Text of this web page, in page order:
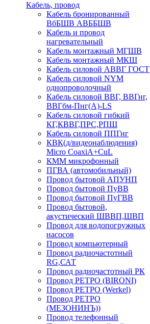
Кабель, провод
Кабель бронированный
ВбБШВ АВББШВ
Кабель и провод
нагревательный
Кабель монтажный МГШВ
Кабель монтажный МКШ
Кабель силовой АВВГ ГОСТ
Кабель силовой NYM
однопроволочный
Кабель силовой ВВГ, ВВГнг,
ВВГбм-Пнг(А)-LS
Кабель силовой гибкий
КГ,КВВГ,ПРС,РПШ
Кабель силовой ППГнг
КВК(д/видеонаблюдения)
Micro CoaxiA+CuL
КММ микрофонный
ПГВА (автомобильный)
Провод бытовой АПУНП
Провод бытовой ПуВВ
Провод бытовой ПуГВВ
Провод бытовой,
акустический ШВВП,ШВП
Провод для водопогружных
насосов
Провод компьютерный
Провод радиочастотный
RG,САТ
Провод радиочастотный РК
Провод РЕТРО (BIRONI)
Провод РЕТРО (Werkel)
Провод РЕТРО
(МЕЗОНИНЪ))
Провод телефонный